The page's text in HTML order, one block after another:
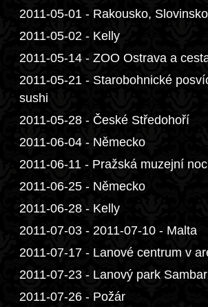
2011-05-01 - Rakousko,
2011-05-02 - Kelly
2011-05-14 - ZOO Ostrava a
2011-05-21 - Starobohnické
sushi
2011-05-28 - České Středohoří
2011-06-04 - Německo
2011-06-11 - Pražská muzejní noc
2011-06-25 - Německo
2011-06-28 - Kelly
2011-07-03 - 2011-07-10 - Malta
2011-07-17 - Lanové centrum v
2011-07-23 - Lanový park
2011-07-26 - Požár